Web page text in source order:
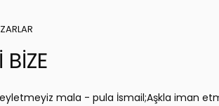
BİZE
Meyletmeyiz mala - pula İsmail;Aşkla iman